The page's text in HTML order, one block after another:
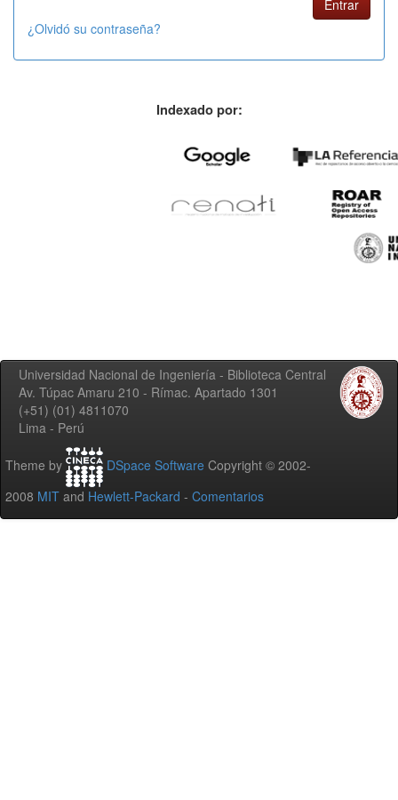
¿Olvidó su contraseña?
Indexado por:
Universidad Nacional de Ingeniería - Biblioteca Central
Av. Túpac Amaru 210 - Rímac. Apartado 1301
(+51) (01) 4811070
Lima - Perú
Theme by DSpace Software Copyright © 2002-
2008 MIT and Hewlett-Packard - Comentarios